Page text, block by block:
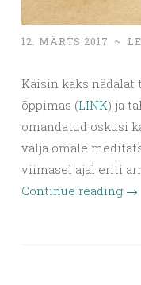
12. MÄRTS 2017 ~
Käisin kaks
õppimas (LINK) ja
omandatud oskusi
välja omale
viimasel ajal eriti
Continue reading →